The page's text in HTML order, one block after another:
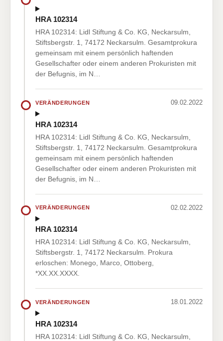
HRA 102314
HRA 102314: Lidl Stiftung & Co. KG, Neckarsulm,
Stiftsbergstr. 1, 74172 Neckarsulm. Gesamtprokura
gemeinsam mit einem persönlich haftenden
Gesellschafter oder einem anderen Prokuristen mit
der Befugnis, im N…
VERÄNDERUNGEN 09.02.2022
HRA 102314
HRA 102314: Lidl Stiftung & Co. KG, Neckarsulm,
Stiftsbergstr. 1, 74172 Neckarsulm. Gesamtprokura
gemeinsam mit einem persönlich haftenden
Gesellschafter oder einem anderen Prokuristen mit
der Befugnis, im N…
VERÄNDERUNGEN 02.02.2022
HRA 102314
HRA 102314: Lidl Stiftung & Co. KG, Neckarsulm,
Stiftsbergstr. 1, 74172 Neckarsulm. Prokura
erloschen: Monego, Marco, Ottoberg,
*XX.XX.XXXX.
VERÄNDERUNGEN 18.01.2022
HRA 102314
HRA 102314: Lidl Stiftung & Co. KG, Neckarsulm,